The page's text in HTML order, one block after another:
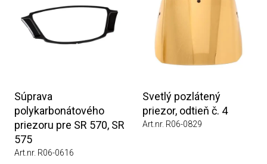
Súprava
polykarbonátového
priezoru pre SR 570, SR
575
Art.nr. R06-0616
Svetlý pozlátený
priezor, odtieň č. 4
Art.nr. R06-0829